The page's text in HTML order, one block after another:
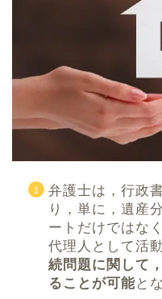
弁護士は，行政
り，単に，遺産
ートだけではな
代理人として活
続問題に関して
ることが可能と